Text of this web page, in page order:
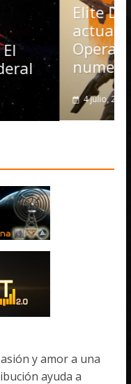
recibe la
4.4.0: llegan
el vehículo
y amor a una
ayuda a